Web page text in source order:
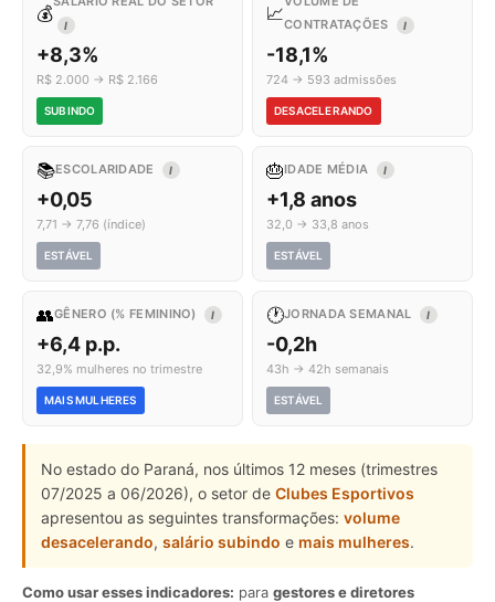
💰
I
+8,3%
R$ 2.000 → R$ 2.166
SUBINDO
📈CONTRATAÇÕES
I
-18,1%
724 → 593 admissões
DESACELERANDO
📚ESCOLARIDADE I
+0,05
7,71 → 7,76 (índice)
ESTÁVEL
🎂IDADE MÉDIA I
+1,8 anos
32,0 → 33,8 anos
ESTÁVEL
👥GÊNERO (% FEMININO) I
+6,4 p.p.
32,9% mulheres no trimestre
MAIS MULHERES
🕐JORNADA SEMANAL I
-0,2h
43h → 42h semanais
ESTÁVEL
No estado do Paraná, nos últimos 12 meses (trimestres
07/2025 a 06/2026), o setor de Clubes Esportivos
apresentou as seguintes transformações: volume
desacelerando, salário subindo e mais mulheres.
Como usar esses indicadores: para gestores e diretores